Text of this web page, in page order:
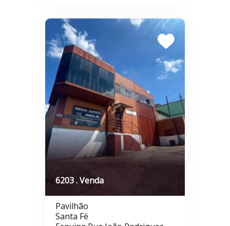
6203 . Venda
Pavilhão
Santa Fé